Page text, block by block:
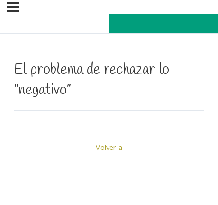
El problema de rechazar lo
“negativo”
Volver a